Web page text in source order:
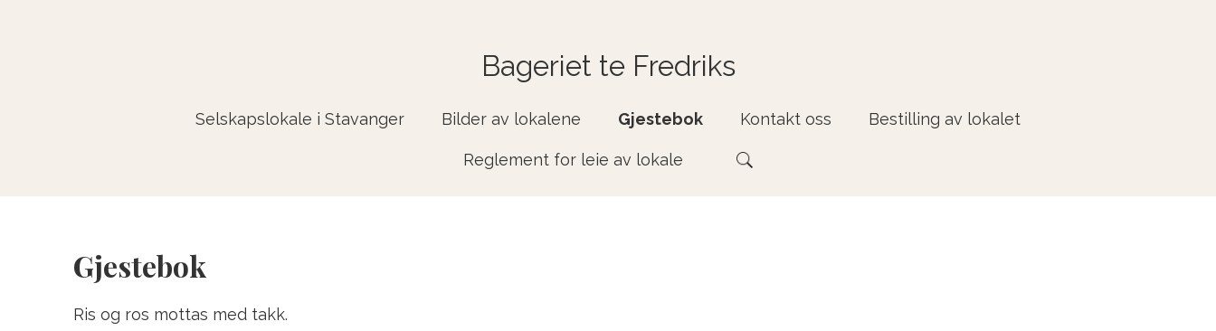
Bageriet te Fredriks
Selskapslokale i Stavanger Bilder av lokalene Gjestebok Kontakt oss Bestilling av lokalet
Reglement for leie av lokale
Gjestebok
Ris og ros mottas med takk.